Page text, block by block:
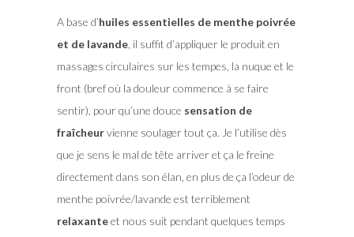
A base d’huiles essentielles de menthe poivrée
et de lavande, il suffit d’appliquer le produit en
massages circulaires sur les tempes, la nuque et le
front (bref où la douleur commence à se faire
sentir), pour qu’une douce sensation de
fraîcheurvienne soulager tout ça. Je l’utilise dès
que je sens le mal de tête arriver et ça le freine
directement dans son élan, en plus de ça l’odeur de
menthe poivrée/lavande est terriblement
relaxanteet nous suit pendant quelques temps